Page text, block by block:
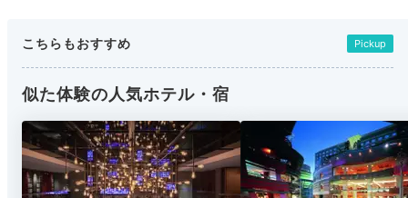
こちらもおすすめ Pickup
似た体験の人気ホテル・宿